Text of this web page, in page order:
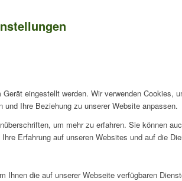
eingestellt werden. Wir verwenden
und Ihre Beziehung zu unserer Website anpassen.
um mehr zu erfahren. Sie können
Erfahrung auf unseren Websites und auf die
Ihnen die auf unserer Webseite verfügbaren